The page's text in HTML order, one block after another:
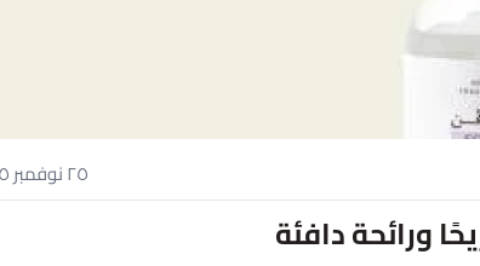
٢٥ نوفمبر ٢٠٢٥
ورائحة دافئة